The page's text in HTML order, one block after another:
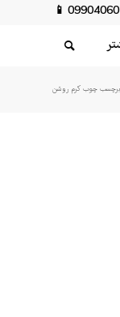
📱
برچسب چوب کرم روشن